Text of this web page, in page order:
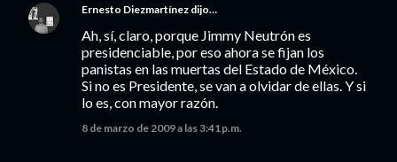
Ernesto Diezmartínez dijo…
Ah, sí, claro, porque Jimmy Neutrón es
presidenciable, por eso ahora se fijan los
panistas en las muertas del Estado de México.
Si no es Presidente, se van a olvidar de ellas. Y si
lo es, con mayor razón.
8 de marzo de 2009 a las 3:41 p.m.